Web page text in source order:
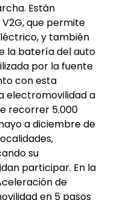
Están
que permite
y también
la batería del auto
por la fuente
con esta
electromovilidad a
recorrer 5.000
a diciembre de
su
participar. En la
de
en 5 pasos